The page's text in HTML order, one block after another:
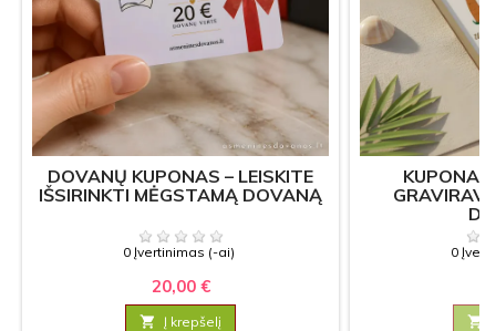
DOVANŲ KUPONAS – LEISKITE
IŠSIRINKTI MĖGSTAMĄ DOVANĄ
0 Įvertinimas (-ai)
20,00 €
 Į krepšelį
KUPONAS
0
